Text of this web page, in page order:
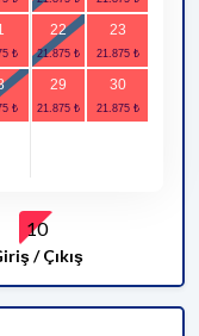
22 23
29 30
10
/ Çıkış